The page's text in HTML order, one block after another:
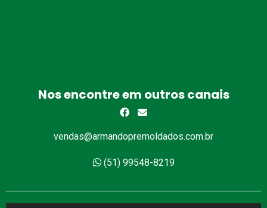
Nos encontre em outros canais
vendas@armandopremoldados.com.br
(51) 99548-8219